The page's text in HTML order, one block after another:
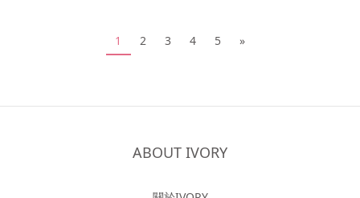
1 2 3 4 5 »
ABOUT IVORY